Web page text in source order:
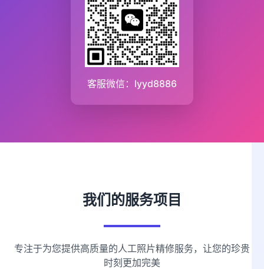
客服微信：lyyd8886
我们的服务项目
专注于为您提供高质量的人工照片精修服务，让您的珍贵
时刻更加完美